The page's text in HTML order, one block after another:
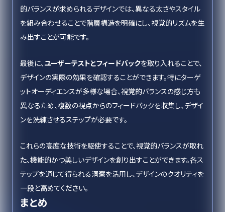
的バランスが求められるデザインでは、異なる太さやスタイル
を組み合わせることで階層構造を明確にし、視覚的リズムを生
み出すことが可能です。
最後に、ユーザーテストとフィードバックを取り入れることで、
デザインの実際の効果を確認することができます。特にターゲ
ットオーディエンスが多様な場合、視覚的バランスの感じ方も
異なるため、複数の視点からのフィードバックを収集し、デザイ
ンを洗練させるステップが必要です。
これらの高度な技術を駆使することで、視覚的バランスが取れ
た、機能的かつ美しいデザインを創り出すことができます。各ス
テップを通じて得られる洞察を活用し、デザインのクオリティを
一段と高めてください。
まとめ